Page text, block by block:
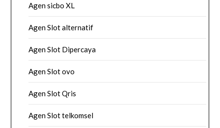
Agen sicbo XL
Agen Slot alternatif
Agen Slot Dipercaya
Agen Slot ovo
Agen Slot Qris
Agen Slot telkomsel